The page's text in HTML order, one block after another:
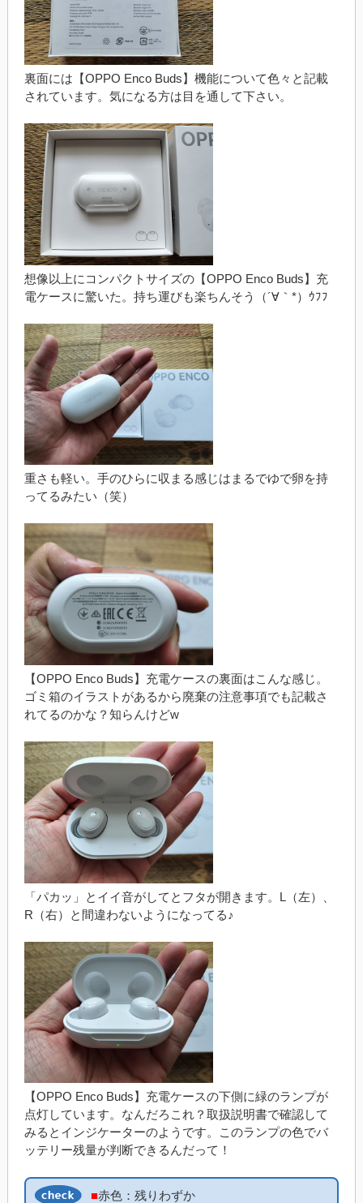
裏面には【OPPO Enco Buds】機能について色々と記載
されています。気になる方は目を通して下さい。
想像以上にコンパクトサイズの【OPPO Enco Buds】充
電ケースに驚いた。持ち運びも楽ちんそう（´∀｀*）ｳﾌﾌ
重さも軽い。手のひらに収まる感じはまるでゆで卵を持
ってるみたい（笑）
【OPPO Enco Buds】充電ケースの裏面はこんな感じ。
ゴミ箱のイラストがあるから廃棄の注意事項でも記載さ
れてるのかな？知らんけどw
「パカッ」とイイ音がしてとフタが開きます。L（左）、
R（右）と間違わないようになってる♪
【OPPO Enco Buds】充電ケースの下側に緑のランプが
点灯しています。なんだろこれ？取扱説明書で確認して
みるとインジケーターのようです。このランプの色でバ
ッテリー残量が判断できるんだって！
■赤色：残りわずか